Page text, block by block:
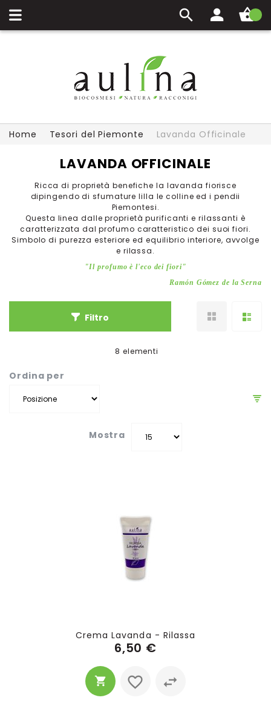
Carrello
Home Tesori del Piemonte Lavanda Officinale
LAVANDA OFFICINALE
Ricca di proprietà benefiche la lavanda fiorisce
dipingendo di sfumature lilla le colline ed i pendii
Piemontesi.
Questa linea dalle proprietà purificanti e rilassanti è
caratterizzata dal profumo caratteristico dei suoi fiori.
Simbolo di purezza esteriore ed equilibrio interiore, avvolge
e rilassa.
"Il profumo è l'eco dei fiori"
Ramón Gómez de la Serna
Filtro
Ordina per
8 elementi
Mostra
Crema Lavanda - Rilassa
6,50 €